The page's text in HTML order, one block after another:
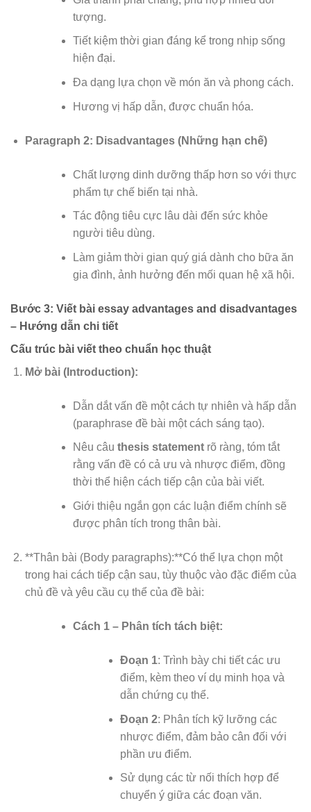
tượng.
Tiết kiệm thời gian đáng kể trong nhịp sống
hiện đại.
Đa dạng lựa chọn về món ăn và phong cách.
Hương vị hấp dẫn, được chuẩn hóa.
Paragraph 2: Disadvantages (Những hạn chế)
Chất lượng dinh dưỡng thấp hơn so với thực
phẩm tự chế biến tại nhà.
Tác động tiêu cực lâu dài đến sức khỏe
người tiêu dùng.
Làm giảm thời gian quý giá dành cho bữa ăn
gia đình, ảnh hưởng đến mối quan hệ xã hội.
Bước 3: Viết bài essay advantages and disadvantages
– Hướng dẫn chi tiết
Cấu trúc bài viết theo chuẩn học thuật
Mở bài (Introduction):
Dẫn dắt vấn đề một cách tự nhiên và hấp dẫn
(paraphrase đề bài một cách sáng tạo).
Nêu câu thesis statementrõ ràng, tóm tắt
rằng vấn đề có cả ưu và nhược điểm, đồng
thời thể hiện cách tiếp cận của bài viết.
Giới thiệu ngắn gọn các luận điểm chính sẽ
được phân tích trong thân bài.
**Thân bài (Body paragraphs):**Có thể lựa chọn một
trong hai cách tiếp cận sau, tùy thuộc vào đặc điểm của
chủ đề và yêu cầu cụ thể của đề bài:
Cách 1 – Phân tích tách biệt:
Đoạn 1: Trình bày chi tiết các ưu
điểm, kèm theo ví dụ minh họa và
dẫn chứng cụ thể.
Đoạn 2: Phân tích kỹ lưỡng các
nhược điểm, đảm bảo cân đối với
phần ưu điểm.
Sử dụng các từ nối thích hợp để
chuyển ý giữa các đoạn văn.